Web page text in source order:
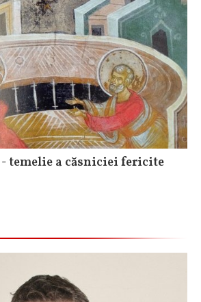
temelie a căsniciei fericite